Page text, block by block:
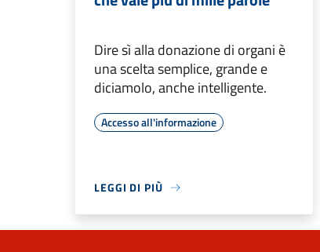
Dire sì alla donazione di organi è
una scelta semplice, grande e
diciamolo, anche intelligente.
Accesso all'informazione
LEGGI DI PIÙ